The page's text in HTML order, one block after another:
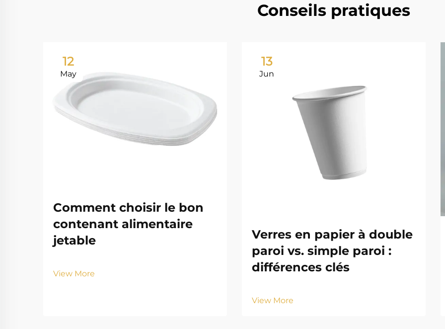
Conseils pratiques
12
May
Comment choisir le bon
contenant alimentaire
jetable
View More
13
Jun
Verres en papier à double
paroi vs. simple paroi :
différences clés
View More